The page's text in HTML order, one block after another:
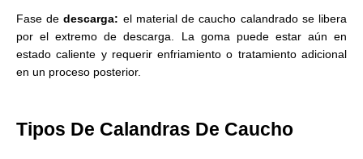
Fase dedescarga: el material de caucho calandrado se libera
por el extremo de descarga. La goma puede estar aún en
estado caliente y requerir enfriamiento o tratamiento adicional
en un proceso posterior.
Tipos De Calandras De Caucho